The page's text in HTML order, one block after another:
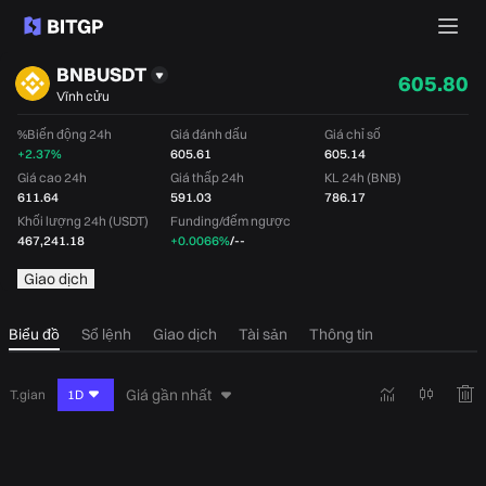
BNBUSDT
Vĩnh cửu 605.80
%Biến động 24h
+2.37%
Giá đánh dấu
605.61
Giá chỉ số
605.14
Giá cao 24h
611.64
Giá thấp 24h
591.03
KL 24h (BNB)
786.17
Khối lượng 24h (USDT)
467,241.18
Funding/đếm ngược
+0.0066%/--
Giao dịch
Biểu đồ Sổ lệnh Giao dịch Tài sản Thông tin
T.gian 1D Giá gần nhất